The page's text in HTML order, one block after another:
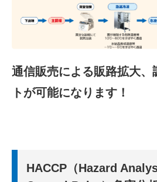
通信販売による販路拡大、
トが可能になります！
HACCP（Hazard